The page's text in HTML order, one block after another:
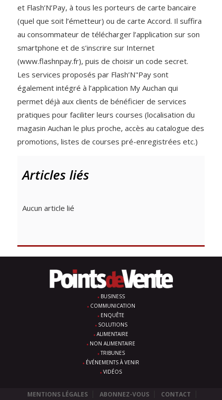
et Flash’N’Pay, à tous les porteurs de carte bancaire
(quel que soit l’émetteur) ou de carte Accord. Il suffira
au consommateur de télécharger l’application sur son
smartphone et de s’inscrire sur Internet
(www.flashnpay.fr), puis de choisir un code secret.
Les services proposés par Flash’N"Pay sont
également intégré à l’application My Auchan qui
permet déjà aux clients de bénéficier de services
pratiques pour faciliter leurs courses (localisation du
magasin Auchan le plus proche, accès au catalogue des
promotions, listes de courses pré-enregistrées etc.)
Articles liés
Aucun article lié
BUSINESS
COMMUNICATION
ENQUÊTE
SOLUTIONS
ALIMENTAIRE
NON ALIMENTAIRE
TRIBUNES
ÉVÉNEMENTS À VENIR
VIDÉOS
MENTIONS LÉGALES ABONNEZ-VOUS
CONTACT